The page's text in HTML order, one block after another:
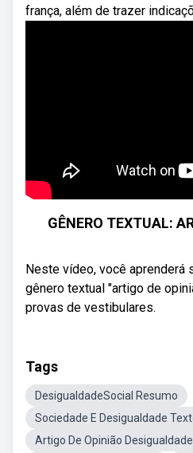
frança, além de trazer
GÊNERO TEXTUAL:
Neste vídeo, você aprenderá
gênero textual "artigo de
provas de vestibulares.
Tags
DesigualdadeSocial Resumo
Sociedade E Desigualdade
Artigo De Opinião